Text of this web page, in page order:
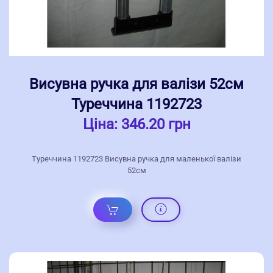
Висувна ручка для валізи 52см
Туреччина 1192723
Ціна: 346.20 грн
Туреччина 1192723 Висувна ручка для маленької валізи
52см